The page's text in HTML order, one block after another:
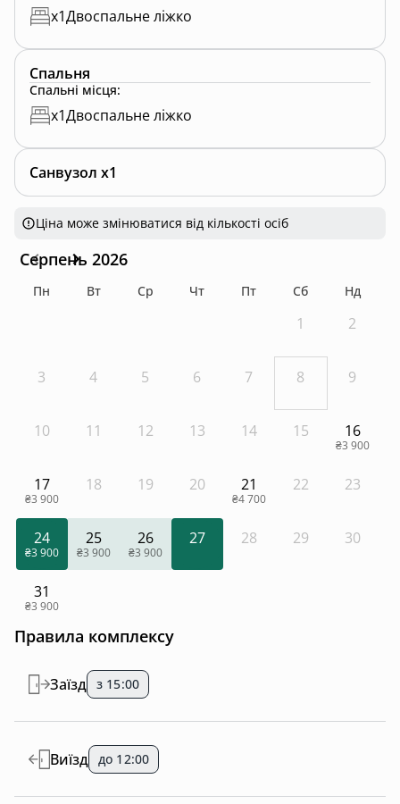
x1Двоспальне ліжко
Спальня
Спальні місця:
x1Двоспальне ліжко
Санвузол x1
Ціна може змінюватися від кількості осіб
Серпень 2026
Пн Вт Ср Чт Пт Сб Нд
1 2
3 4 5 6 7 8 9
10 11 12 13 14 15 16
₴3 900
17
₴3 900
18 19 20 21
₴4 700
22 23
24
₴3 900
25
₴3 900
26
₴3 900
27 28 29 30
31
₴3 900
Правила комплексу
Заїзд з 15:00
Виїзд до 12:00